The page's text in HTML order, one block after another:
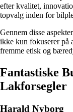
efter kvalitet,
topvalg inden for
Gennem disse
ikke kun fokuserer på
fremme etisk og
Fantastiske
Lakforsegler
Harald Nyborg